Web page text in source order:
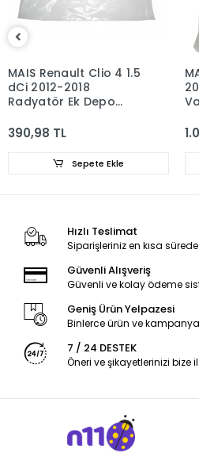
MAIS Renault Clio 4 1.5
dCi 2012-2018
Radyatör Ek Depo
390,98 TL
Sepete Ekle
Hızlı Teslimat
Siparişleriniz en kısa
Güvenli Alışveriş
Güvenli ve kolay ödeme
Geniş Ürün Yelpazesi
Binlerce ürün ve
7 / 24 DESTEK
Öneri ve şikayetlerinizi bize